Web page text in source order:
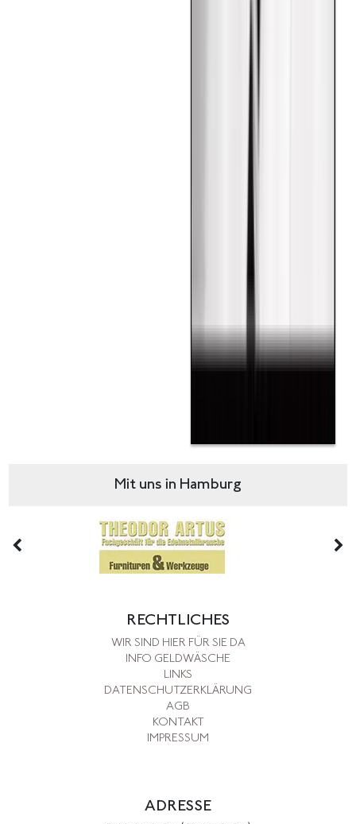
Mit uns in Hamburg
RECHTLICHES
WIR SIND HIER FÜR SIE DA
INFO GELDWÄSCHE
LINKS
DATENSCHUTZERKLÄRUNG
AGB
KONTAKT
IMPRESSUM
ADRESSE